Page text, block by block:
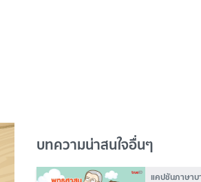
บทความน่าสนใจอื่นๆ
แคปชั่นภาษา